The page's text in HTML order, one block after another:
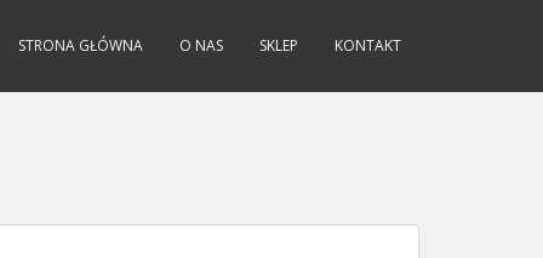
themes/sparkling.2.2.2/sparkling/languages/pl_PL.mo/pl_PL.mo) is
home/virtuals/37.187.251.88/userspace) in
STRONA GŁÓWNA O NAS SKLEP KONTAKT